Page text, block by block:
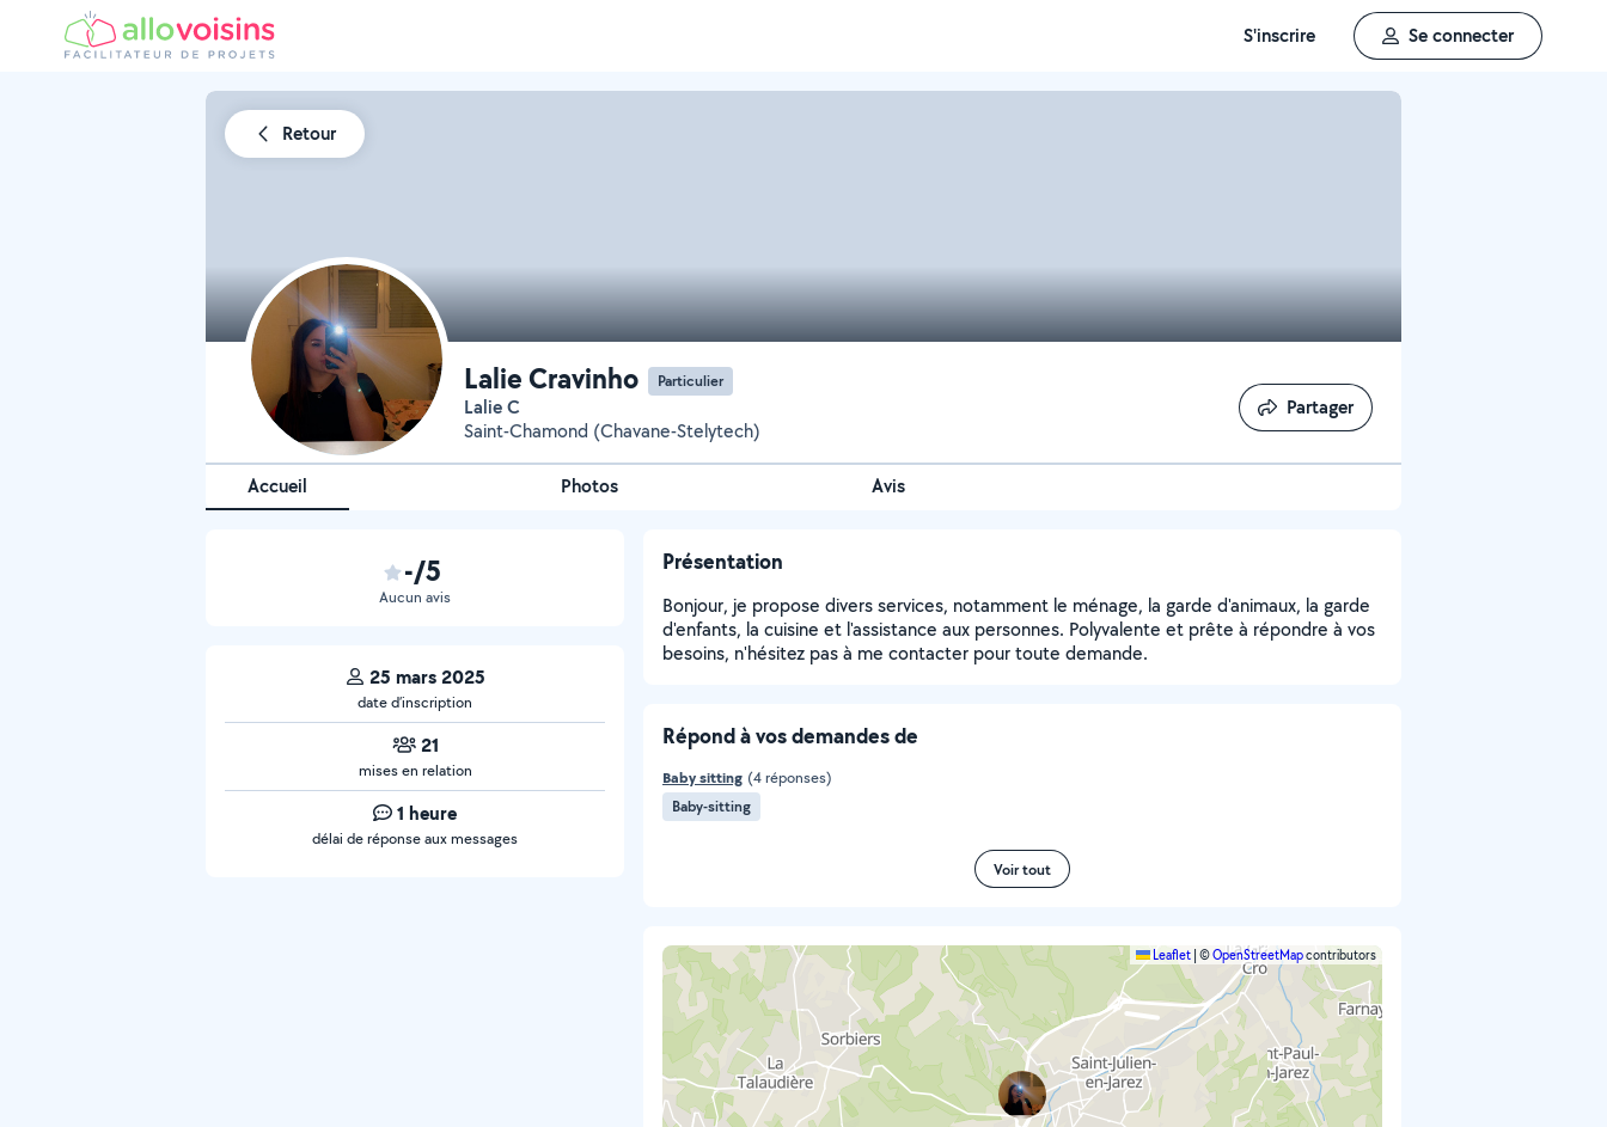
S'inscrire Se connecter
Retour
Lalie Cravinho Particulier
Lalie C
Saint-Chamond (Chavane-Stelytech)
Partager
Partager
Accueil Photos Avis
-/5
Aucun avis
25 mars 2025
date d’inscription
21
mises en relation
1 heure
délai de réponse aux messages
Présentation
Bonjour, je propose divers services, notamment le ménage, la garde d'animaux, la garde
d'enfants, la cuisine et l'assistance aux personnes. Polyvalente et prête à répondre à vos
besoins, n'hésitez pas à me contacter pour toute demande.
Répond à vos demandes de
Baby sitting (4 réponses)
Baby-sitting
Voir tout
Leaflet ©OpenStreetMapcontributors